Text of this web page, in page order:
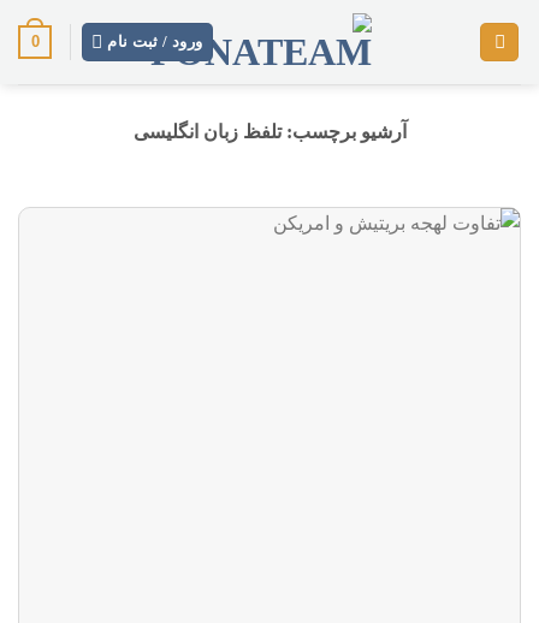
ورود / ثبت نام 0
آرشیو برچسب:تلفظ زبان انگلیسی